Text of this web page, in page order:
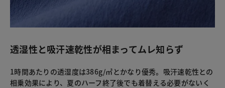
透湿性と吸汗速乾性が相まってムレ知らず
1時間あたりの透湿度は386g/㎡とかなり優秀。吸汗速乾性との
相乗効果により、夏のハーフ終了後でも着替える必要がないく